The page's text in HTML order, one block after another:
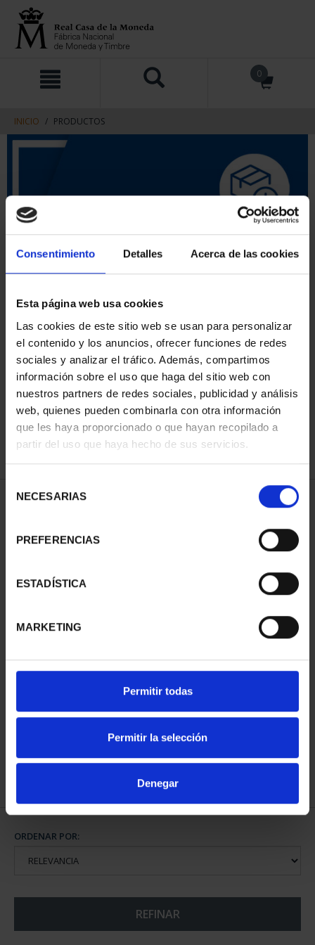
Consentimiento Detalles Acerca de las cookies
Esta página web usa cookies
Las cookies de este sitio web se usan para personalizar
el contenido y los anuncios, ofrecer funciones de redes
sociales y analizar el tráfico. Además, compartimos
información sobre el uso que haga del sitio web con
nuestros partners de redes sociales, publicidad y análisis
web, quienes pueden combinarla con otra información
que les haya proporcionado o que hayan recopilado a
partir del uso que haya hecho de sus servicios.
NECESARIAS
PREFERENCIAS
ESTADÍSTICA
MARKETING
Permitir todas
Permitir la selección
Denegar
contenido
navegacin
0
INICIO PRODUCTOS
ORDENAR POR:
REFINAR
1 Productos encontrados
CAPITALES ESPAÑOLAS
73,00 €
ORDENAR POR:
REFINAR